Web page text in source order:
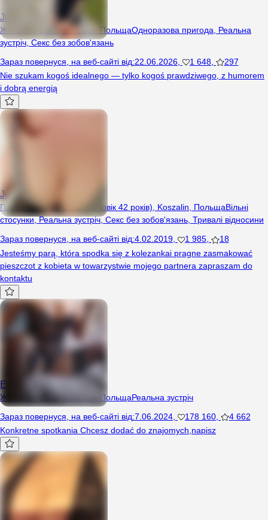
Julka791
Жінка, 35 років, Koszalin, ПольщаОдноразова пригода
Реальна
зустріч,Секс без зобов'язань
Зараз повернуся
на веб-сайті від:22.06.2026 1 648
297
Nie szukam kogoś idealnego — tylko kogoś prawdziwego, z humorem
i dobrą energią
JulciaiMisiek
Пара (Жінка 29 років, Чоловік 42 років), Koszalin, ПольщаВільні
стосунки,Реальна зустріч, Секс без зобов'язань Тривалі відносини
Зараз повернуся
на веб-сайті від:4.02.2019 1 985
18
Jesteśmy parą, która spodka się z kolezankai pragne zasmakować
pieszczot z kobieta w towarzystwie mojego partnera zapraszam do
kontaktu
Ewaaa
Жінка, 34 років, Koszalin, ПольщаРеальна зустріч
Зараз повернуся
на веб-сайті від:7.06.2024 178 160
4 662
Konkretne spotkania Chcesz dodać do znajomych,napisz